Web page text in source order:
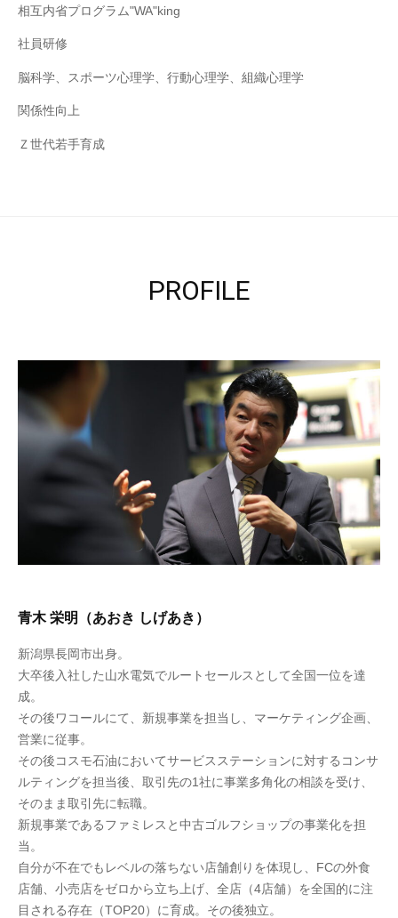
相互内省プログラム"WA"king
社員研修
脳科学、スポーツ心理学、行動心理学、組織心理学
関係性向上
Ｚ世代若手育成
PROFILE
青木 栄明（あおき しげあき）
新潟県長岡市出身。
大卒後入社した山水電気でルートセールスとして全国一位を達
成。
その後ワコールにて、新規事業を担当し、マーケティング企画、
営業に従事。
その後コスモ石油においてサービスステーションに対するコンサ
ルティングを担当後、取引先の1社に事業多角化の相談を受け、
そのまま取引先に転職。
新規事業であるファミレスと中古ゴルフショップの事業化を担
当。
自分が不在でもレベルの落ちない店舗創りを体現し、FCの外食
店舗、小売店をゼロから立ち上げ、全店（4店舗）を全国的に注
目される存在（TOP20）に育成。その後独立。